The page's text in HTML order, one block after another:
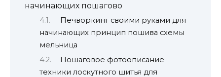
начинающих пошагово
Печворкинг своими руками для
начинающих принцип пошива схемы
мельница
Пошаговое фотоописание
техники лоскутного шитья для